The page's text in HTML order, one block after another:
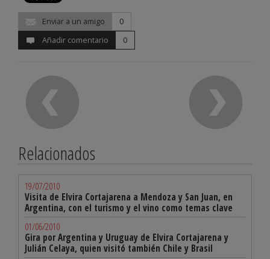
Enviar a un amigo
0
Añadir comentario
0
Relacionados
19/07/2010
Visita de Elvira Cortajarena a Mendoza y San Juan, en
Argentina, con el turismo y el vino como temas clave
01/06/2010
Gira por Argentina y Uruguay de Elvira Cortajarena y
Julián Celaya, quien visitó también Chile y Brasil